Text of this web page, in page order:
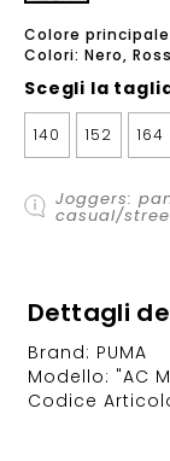
Colore
Colori: Nero,
Scegli la
140 152 164
Joggers:
casual/
Dettagli
Brand: PUMA
Modello: "AC
Codice